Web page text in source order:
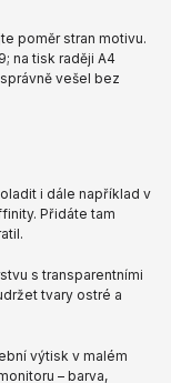
poměr stran motivu.
na tisk raději A4
vešel bez
i dále například v
Přidáte tam
s transparentními
tvary ostré a
výtisk v malém
– barva,